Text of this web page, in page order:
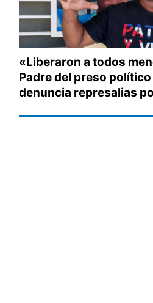
«Liberaron a todos
Padre del preso
denuncia represalias